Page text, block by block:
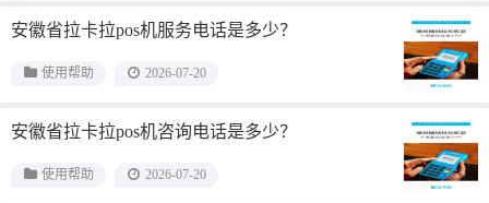
安徽省拉卡拉pos机服务电话是多少？
使用帮助 2026-07-20
安徽省拉卡拉pos机咨询电话是多少？
使用帮助 2026-07-20